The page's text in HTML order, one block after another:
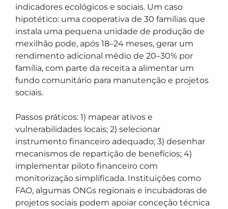
indicadores ecológicos e sociais. Um caso
hipotético: uma cooperativa de 30 famílias que
instala uma pequena unidade de produção de
mexilhão pode, após 18–24 meses, gerar um
rendimento adicional médio de 20–30% por
família, com parte da receita a alimentar um
fundo comunitário para manutenção e projetos
sociais.
Passos práticos: 1) mapear ativos e
vulnerabilidades locais; 2) selecionar
instrumento financeiro adequado; 3) desenhar
mecanismos de repartição de benefícios; 4)
implementar piloto financeiro com
monitorização simplificada. Instituições como
FAO, algumas ONGs regionais e incubadoras de
projetos sociais podem apoiar conceção técnica